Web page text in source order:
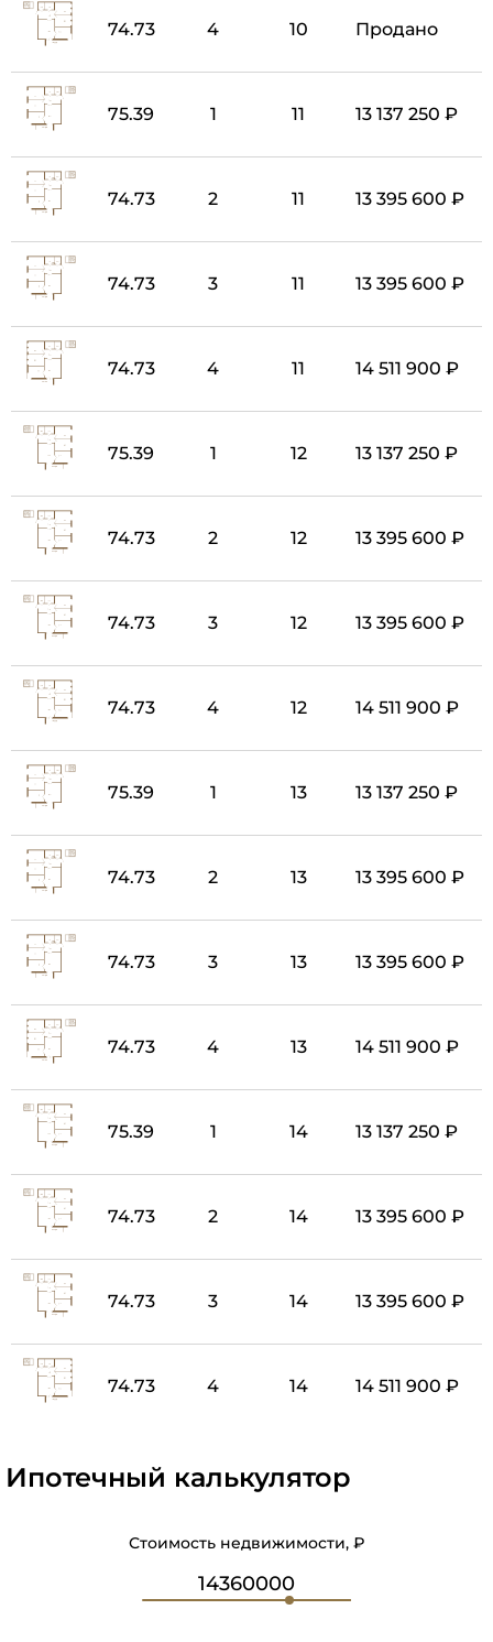
74.73 4 10 Продано
75.39 1 11 13 137 250 ₽
74.73 2 11 13 395 600 ₽
74.73 3 11 13 395 600 ₽
74.73 4 11 14 511 900 ₽
75.39 1 12 13 137 250 ₽
74.73 2 12 13 395 600 ₽
74.73 3 12 13 395 600 ₽
74.73 4 12 14 511 900 ₽
75.39 1 13 13 137 250 ₽
74.73 2 13 13 395 600 ₽
74.73 3 13 13 395 600 ₽
74.73 4 13 14 511 900 ₽
75.39 1 14 13 137 250 ₽
74.73 2 14 13 395 600 ₽
74.73 3 14 13 395 600 ₽
74.73 4 14 14 511 900 ₽
Ипотечный калькулятор
Стоимость недвижимости, ₽